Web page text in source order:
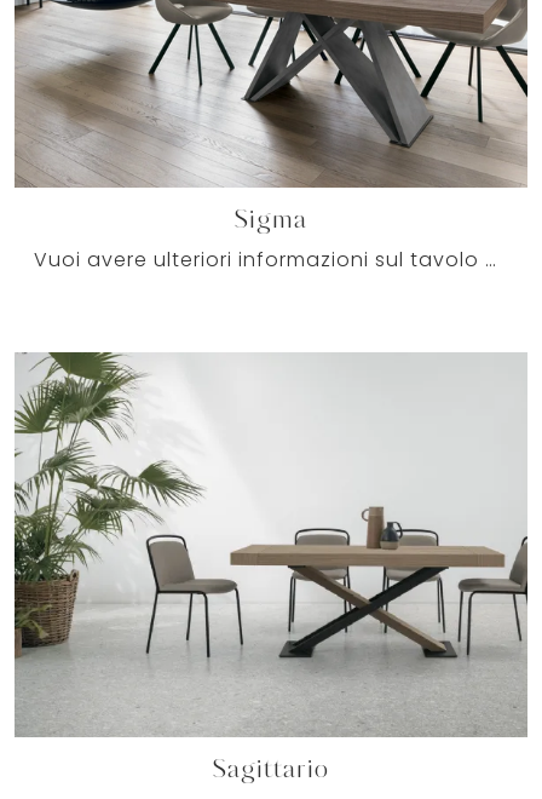
Sigma
Vuoi avere ulteriori informazioni sul tavolo da pranzo Sigma di Target Point? Clicca e scopri di più sui modelli allungabili del marchio.
Sagittario